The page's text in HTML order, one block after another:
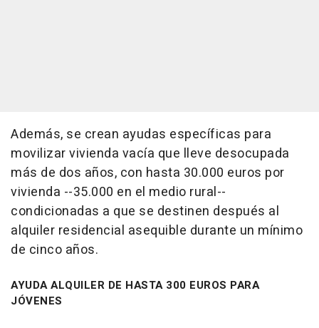
Además, se crean ayudas específicas para
movilizar vivienda vacía que lleve desocupada
más de dos años, con hasta 30.000 euros por
vivienda --35.000 en el medio rural--
condicionadas a que se destinen después al
alquiler residencial asequible durante un mínimo
de cinco años.
AYUDA ALQUILER DE HASTA 300 EUROS PARA
JÓVENES